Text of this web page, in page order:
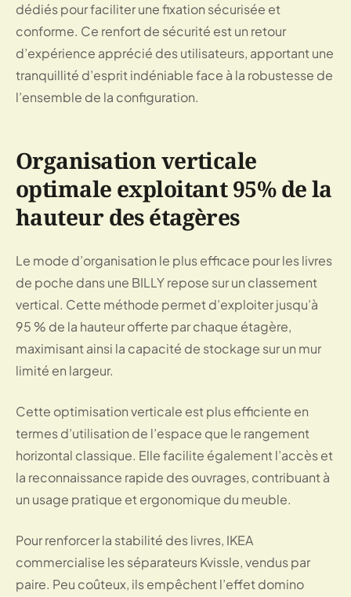
dédiés pour faciliter une fixation sécurisée et
conforme. Ce renfort de sécurité est un retour
d’expérience apprécié des utilisateurs, apportant une
tranquillité d’esprit indéniable face à la robustesse de
l’ensemble de la configuration.
Organisation verticale
optimale exploitant 95% de la
hauteur des étagères
Le mode d’organisation le plus efficace pour les livres
de poche dans une BILLY repose sur un classement
vertical. Cette méthode permet d’exploiter jusqu’à
95 % de la hauteur offerte par chaque étagère,
maximisant ainsi la capacité de stockage sur un mur
limité en largeur.
Cette optimisation verticale est plus efficiente en
termes d’utilisation de l’espace que le rangement
horizontal classique. Elle facilite également l’accès et
la reconnaissance rapide des ouvrages, contribuant à
un usage pratique et ergonomique du meuble.
Pour renforcer la stabilité des livres, IKEA
commercialise les séparateurs Kvissle, vendus par
paire. Peu coûteux, ils empêchent l’effet domino